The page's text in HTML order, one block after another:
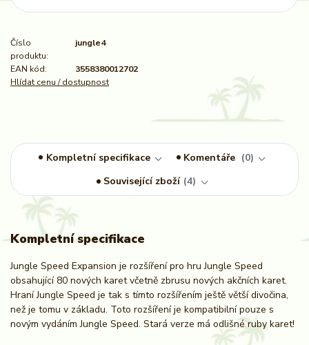
Číslo
produktu:
jungle4
EAN kód:
3558380012702
Hlídat cenu / dostupnost
Kompletní specifikace Komentáře
0
Související zboží 4
Kompletní specifikace
Jungle Speed Expansion je rozšíření pro hru Jungle Speed
obsahující 80 nových karet včetně zbrusu nových akčních karet.
Hraní Jungle Speed je tak s tímto rozšířením ještě větší divočina,
než je tomu v základu. Toto rozšíření je kompatibilní pouze s
novým vydáním Jungle Speed. Stará verze má odlišné ruby karet!